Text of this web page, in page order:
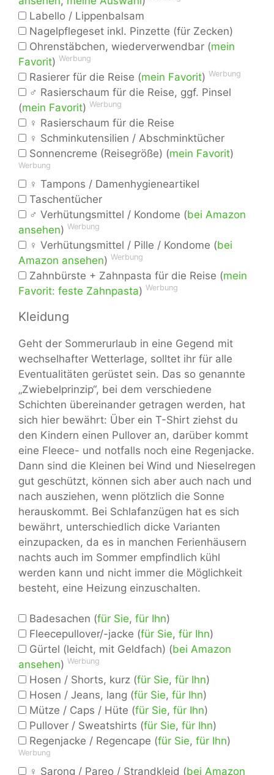
Labello / Lippenbalsam
Nagelpflegeset inkl. Pinzette (für Zecken)
Ohrenstäbchen, wiederverwendbar (mein
Favorit) Werbung
Rasierer für die Reise (mein Favorit) Werbung
♂ Rasierschaum für die Reise, ggf. Pinsel
(mein Favorit) Werbung
♀ Rasierschaum für die Reise
♀ Schminkutensilien / Abschminktücher
Sonnencreme (Reisegröße) (mein Favorit)
Werbung
♀ Tampons / Damenhygieneartikel
Taschentücher
♂ Verhütungsmittel / Kondome (bei Amazon
ansehen) Werbung
♀ Verhütungsmittel / Pille / Kondome (bei
Amazon ansehen) Werbung
Zahnbürste + Zahnpasta für die Reise (mein
Favorit: feste Zahnpasta) Werbung
Kleidung
Geht der Sommerurlaub in eine Gegend mit
wechselhafter Wetterlage, solltet ihr für alle
Eventualitäten gerüstet sein. Das so genannte
„Zwiebelprinzip“, bei dem verschiedene
Schichten übereinander getragen werden, hat
sich hier bewährt: Über ein T-Shirt ziehst du
den Kindern einen Pullover an, darüber kommt
eine Fleece- und notfalls noch eine Regenjacke.
Dann sind die Kleinen bei Wind und Nieselregen
gut geschützt, können sich aber auch nach und
nach ausziehen, wenn plötzlich die Sonne
herauskommt. Bei Schlafanzügen hat es sich
bewährt, unterschiedlich dicke Varianten
einzupacken, da es in manchen Ferienhäusern
nachts auch im Sommer empfindlich kühl
werden kann und nicht immer die Möglichkeit
besteht, eine Heizung einzuschalten.
Badesachen (für Sie, für Ihn)
Fleecepullover/-jacke (für Sie, für Ihn)
Gürtel (leicht, mit Geldfach) (bei Amazon
ansehen) Werbung
Hosen / Shorts, kurz (für Sie, für Ihn)
Hosen / Jeans, lang (für Sie, für Ihn)
Mütze / Caps / Hüte (für Sie, für Ihn)
Pullover / Sweatshirts (für Sie, für Ihn)
Regenjacke / Regencape (für Sie, für Ihn)
Werbung
♀ Sarong / Pareo / Strandkleid (bei Amazon